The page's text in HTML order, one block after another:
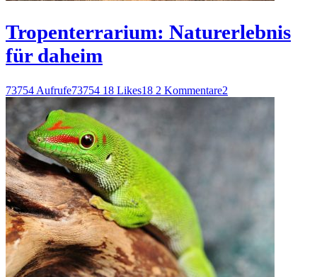
Tropenterrarium: Naturerlebnis
für daheim
73754 Aufrufe73754 18 Likes18 2 Kommentare2